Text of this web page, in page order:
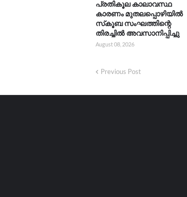
പ്രതികൂല കാലാവസ്ഥ
കാരണം മുതലപ്പൊഴിയിൽ
സ്‌കൂബ സംഘത്തിന്റെ
തിരച്ചിൽ അവസാനിപ്പിച്ചു
August 08, 2026
Previous Post